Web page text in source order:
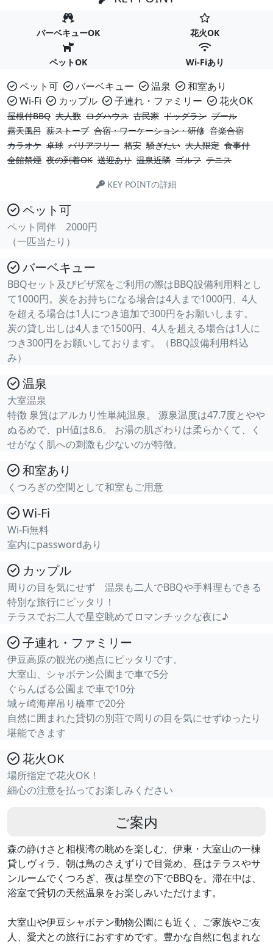
バーベキューOK 花火OK
ペットOK Wi-Fiあり
ペット可 バーベキュー 温泉
和室あり
Wi-Fi
カップル 子連れ・ファミリー 花火OK
屋根付BBQ 大人数 ログハウス 古民家 ドッグラン プール
露天風呂 薪ストーブ 合宿・ワーケーション・研修 音楽合宿
カラオケ 卓球 バリアフリー 格安 騒ぎたい 大人限定 食事付
全館禁煙 夜の到着OK 送迎あり 温泉近隣 ゴルフ テニス
KEY POINTの詳細
ペット可
ペット同伴 2000円
（一匹当たり）
バーベキュー
BBQセット及びピザ窯をご利用の際はBBQ設備利用料とし
て1000円。炭をお持ちになる場合は4人まで1000円、4人
を超える場合は1人につき追加で300円をお願いします。
炭の貸し出しは4人まで1500円、4人を超える場合は1人に
つき300円をお願いしております。（BBQ設備利用料込
み）
温泉
大室温泉
特徴 泉質はアルカリ性単純温泉。 源泉温度は47.7度とやや
ぬるめで、pH値は8.6。 お湯の肌ざわりは柔らかくて、く
せがなく肌への刺激も少ないのが特徴。
和室あり
くつろぎの空間として和室もご用意
Wi-Fi
Wi-Fi無料
室内にpasswordあり
カップル
周りの目を気にせず 温泉も二人でBBQや手料理もできる
特別な旅行にピッタリ！
テラスでお二人で星空眺めてロマンチックな夜に♪
子連れ・ファミリー
伊豆高原の観光の拠点にピッタリです。
大室山、シャボテン公園まで車で5分
ぐらんぱる公園まで車で10分
城ヶ崎海岸吊り橋車で20分
自然に囲まれた貸切の別荘で周りの目を気にせずゆったり
堪能できます
花火OK
場所指定で花火OK！
細心の注意を払ってお楽しみください
ご案内
森の静けさと相模湾の眺めを楽しむ、伊東・大室山の一棟
貸しヴィラ。朝は鳥のさえずりで目覚め、昼はテラスやサ
ンルームでくつろぎ、夜は星空の下でBBQを。滞在中は、
浴室で貸切の天然温泉をお楽しみいただけます。
大室山や伊豆シャボテン動物公園にも近く、ご家族やご友
人、愛犬との旅行におすすめです。豊かな自然に包まれな